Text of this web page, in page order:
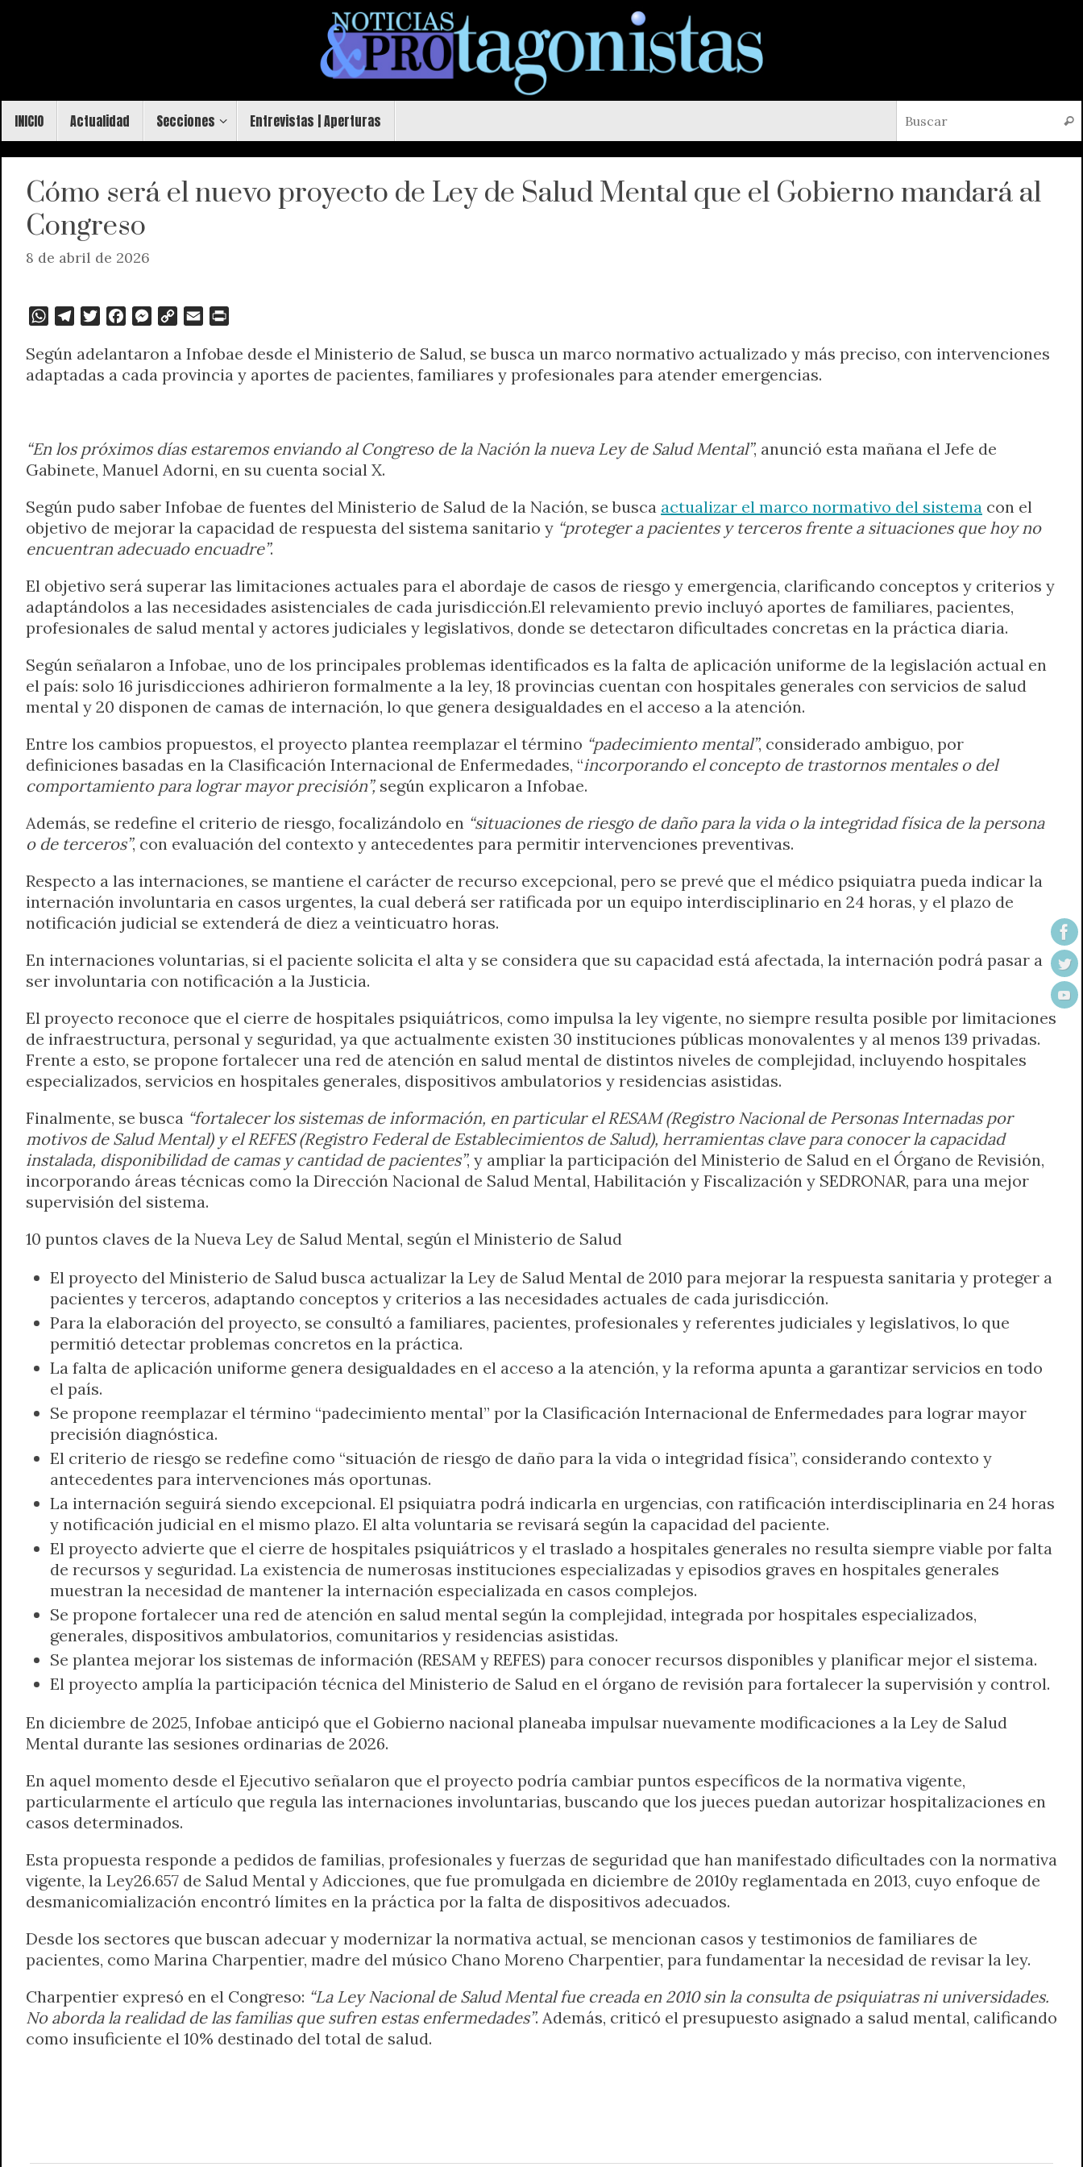
contenido
INICIO Actualidad Secciones Entrevistas | Aperturas
Cómo será el nuevo proyecto de Ley de Salud Mental que el Gobierno mandará al
Congreso
8 de abril de 2026
W
a
t
p
e
m
i
t
c
e
k
M
s
s
e
r
p
y
k
a
i
i
n
i
e
d
l
y
Según adelantaron a Infobae desde el Ministerio de Salud, se busca un marco normativo actualizado y más preciso, con intervenciones
adaptadas a cada provincia y aportes de pacientes, familiares y profesionales para atender emergencias.
“En los próximos días estaremos enviando al Congreso de la Nación la nueva Ley de Salud Mental”, anunció esta mañana el Jefe de
Gabinete, Manuel Adorni, en su cuenta social X.
Según pudo saber Infobae de fuentes del Ministerio de Salud de la Nación, se busca actualizar el marco normativo del sistema con el
objetivo de mejorar la capacidad de respuesta del sistema sanitario y “proteger a pacientes y terceros frente a situaciones que hoy no
encuentran adecuado encuadre”.
El objetivo será superar las limitaciones actuales para el abordaje de casos de riesgo y emergencia, clarificando conceptos y criterios y
adaptándolos a las necesidades asistenciales de cada jurisdicción.El relevamiento previo incluyó aportes de familiares, pacientes,
profesionales de salud mental y actores judiciales y legislativos, donde se detectaron dificultades concretas en la práctica diaria.
Según señalaron a Infobae, uno de los principales problemas identificados es la falta de aplicación uniforme de la legislación actual en
el país: solo 16 jurisdicciones adhirieron formalmente a la ley, 18 provincias cuentan con hospitales generales con servicios de salud
mental y 20 disponen de camas de internación, lo que genera desigualdades en el acceso a la atención.
Entre los cambios propuestos, el proyecto plantea reemplazar el término “padecimiento mental”, considerado ambiguo, por
definiciones basadas en la Clasificación Internacional de Enfermedades, “incorporando el concepto de trastornos mentales o del
comportamiento para lograr mayor precisión”, según explicaron a Infobae.
Además, se redefine el criterio de riesgo, focalizándolo en “situaciones de riesgo de daño para la vida o la integridad física de la persona
o de terceros”, con evaluación del contexto y antecedentes para permitir intervenciones preventivas.
Respecto a las internaciones, se mantiene el carácter de recurso excepcional, pero se prevé que el médico psiquiatra pueda indicar la
internación involuntaria en casos urgentes, la cual deberá ser ratificada por un equipo interdisciplinario en 24 horas, y el plazo de
notificación judicial se extenderá de diez a veinticuatro horas.
En internaciones voluntarias, si el paciente solicita el alta y se considera que su capacidad está afectada, la internación podrá pasar a
ser involuntaria con notificación a la Justicia.
El proyecto reconoce que el cierre de hospitales psiquiátricos, como impulsa la ley vigente, no siempre resulta posible por limitaciones
de infraestructura, personal y seguridad, ya que actualmente existen 30 instituciones públicas monovalentes y al menos 139 privadas.
Frente a esto, se propone fortalecer una red de atención en salud mental de distintos niveles de complejidad, incluyendo hospitales
especializados, servicios en hospitales generales, dispositivos ambulatorios y residencias asistidas.
Finalmente, se busca “fortalecer los sistemas de información, en particular el RESAM (Registro Nacional de Personas Internadas por
motivos de Salud Mental) y el REFES (Registro Federal de Establecimientos de Salud), herramientas clave para conocer la capacidad
instalada, disponibilidad de camas y cantidad de pacientes”, y ampliar la participación del Ministerio de Salud en el Órgano de Revisión,
incorporando áreas técnicas como la Dirección Nacional de Salud Mental, Habilitación y Fiscalización y SEDRONAR, para una mejor
supervisión del sistema.
10 puntos claves de la Nueva Ley de Salud Mental, según el Ministerio de Salud
El proyecto del Ministerio de Salud busca actualizar la Ley de Salud Mental de 2010 para mejorar la respuesta sanitaria y proteger a
pacientes y terceros, adaptando conceptos y criterios a las necesidades actuales de cada jurisdicción.
Para la elaboración del proyecto, se consultó a familiares, pacientes, profesionales y referentes judiciales y legislativos, lo que
permitió detectar problemas concretos en la práctica.
La falta de aplicación uniforme genera desigualdades en el acceso a la atención, y la reforma apunta a garantizar servicios en todo
el país.
Se propone reemplazar el término “padecimiento mental” por la Clasificación Internacional de Enfermedades para lograr mayor
precisión diagnóstica.
El criterio de riesgo se redefine como “situación de riesgo de daño para la vida o integridad física”, considerando contexto y
antecedentes para intervenciones más oportunas.
La internación seguirá siendo excepcional. El psiquiatra podrá indicarla en urgencias, con ratificación interdisciplinaria en 24 horas
y notificación judicial en el mismo plazo. El alta voluntaria se revisará según la capacidad del paciente.
El proyecto advierte que el cierre de hospitales psiquiátricos y el traslado a hospitales generales no resulta siempre viable por falta
de recursos y seguridad. La existencia de numerosas instituciones especializadas y episodios graves en hospitales generales
muestran la necesidad de mantener la internación especializada en casos complejos.
Se propone fortalecer una red de atención en salud mental según la complejidad, integrada por hospitales especializados,
generales, dispositivos ambulatorios, comunitarios y residencias asistidas.
Se plantea mejorar los sistemas de información (RESAM y REFES) para conocer recursos disponibles y planificar mejor el sistema.
El proyecto amplía la participación técnica del Ministerio de Salud en el órgano de revisión para fortalecer la supervisión y control.
En diciembre de 2025, Infobae anticipó que el Gobierno nacional planeaba impulsar nuevamente modificaciones a la Ley de Salud
Mental durante las sesiones ordinarias de 2026.
En aquel momento desde el Ejecutivo señalaron que el proyecto podría cambiar puntos específicos de la normativa vigente,
particularmente el artículo que regula las internaciones involuntarias, buscando que los jueces puedan autorizar hospitalizaciones en
casos determinados.
Esta propuesta responde a pedidos de familias, profesionales y fuerzas de seguridad que han manifestado dificultades con la normativa
vigente, la Ley26.657 de Salud Mental y Adicciones, que fue promulgada en diciembre de 2010y reglamentada en 2013, cuyo enfoque de
desmanicomialización encontró límites en la práctica por la falta de dispositivos adecuados.
Desde los sectores que buscan adecuar y modernizar la normativa actual, se mencionan casos y testimonios de familiares de
pacientes, como Marina Charpentier, madre del músico Chano Moreno Charpentier, para fundamentar la necesidad de revisar la ley.
Charpentier expresó en el Congreso: “La Ley Nacional de Salud Mental fue creada en 2010 sin la consulta de psiquiatras ni universidades.
No aborda la realidad de las familias que sufren estas enfermedades”. Además, criticó el presupuesto asignado a salud mental, calificando
como insuficiente el 10% destinado del total de salud.